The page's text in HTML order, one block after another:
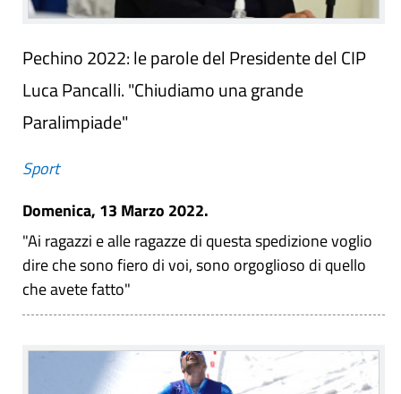
Pechino 2022: le parole del Presidente del CIP
Luca Pancalli. "Chiudiamo una grande
Paralimpiade"
Sport
Domenica, 13 Marzo 2022.
"Ai ragazzi e alle ragazze di questa spedizione voglio
dire che sono fiero di voi, sono orgoglioso di quello
che avete fatto"